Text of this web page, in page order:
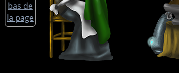
bas de
la page